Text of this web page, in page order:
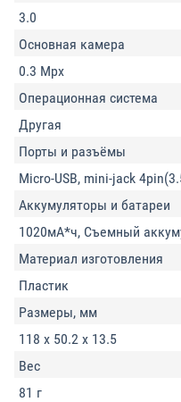
3.0
Основная камера
0.3 Mpx
Операционная система
Другая
Порты и разъёмы
Micro-USB, mini-jack
Аккумуляторы и батареи
1020мА*ч, Съемный
Материал изготовления
Пластик
Размеры, мм
118 x 50.2 x 13.5
Вес
81 г